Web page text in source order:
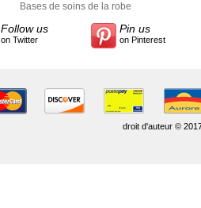
style
Bases de soins de la robe
Follow us
on Twitter
Pin us
on Pinterest
droit d'auteur ©